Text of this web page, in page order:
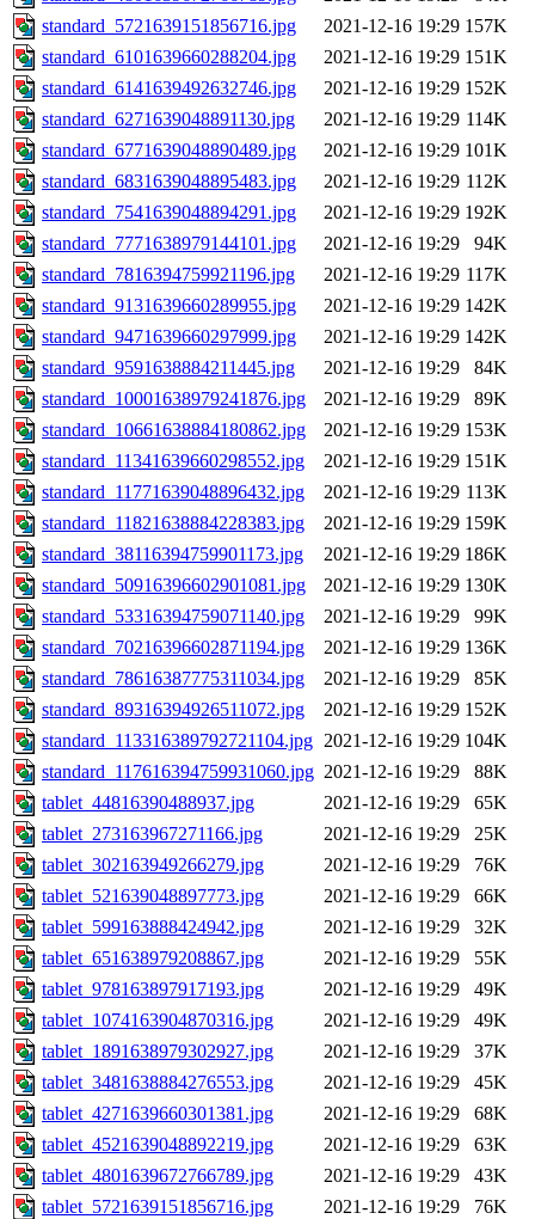
standard_5721639151856716.jpg
2021-12-16 19:29 157K
standard_6101639660288204.jpg
2021-12-16 19:29 151K
standard_6141639492632746.jpg
2021-12-16 19:29 152K
standard_6271639048891130.jpg
2021-12-16 19:29 114K
standard_6771639048890489.jpg
2021-12-16 19:29 101K
standard_6831639048895483.jpg
2021-12-16 19:29 112K
standard_7541639048894291.jpg
2021-12-16 19:29 192K
standard_7771638979144101.jpg
2021-12-16 19:29
94K
standard_7816394759921196.jpg
2021-12-16 19:29 117K
standard_9131639660289955.jpg
2021-12-16 19:29 142K
standard_9471639660297999.jpg
2021-12-16 19:29 142K
standard_9591638884211445.jpg
2021-12-16 19:29
84K
standard_10001638979241876.jpg
2021-12-16 19:29
89K
standard_10661638884180862.jpg
2021-12-16 19:29 153K
standard_11341639660298552.jpg
2021-12-16 19:29 151K
standard_11771639048896432.jpg
2021-12-16 19:29 113K
standard_11821638884228383.jpg
2021-12-16 19:29 159K
standard_38116394759901173.jpg
2021-12-16 19:29 186K
standard_50916396602901081.jpg
2021-12-16 19:29 130K
standard_53316394759071140.jpg
2021-12-16 19:29
99K
standard_70216396602871194.jpg
2021-12-16 19:29 136K
standard_78616387775311034.jpg
2021-12-16 19:29
85K
standard_89316394926511072.jpg
2021-12-16 19:29 152K
standard_113316389792721104.jpg 2021-12-16 19:29 104K
standard_117616394759931060.jpg 2021-12-16 19:29
88K
tablet_44816390488937.jpg
2021-12-16 19:29
65K
tablet_273163967271166.jpg
2021-12-16 19:29
25K
tablet_302163949266279.jpg
2021-12-16 19:29
76K
tablet_521639048897773.jpg
2021-12-16 19:29
66K
tablet_599163888424942.jpg
2021-12-16 19:29
32K
tablet_651638979208867.jpg
2021-12-16 19:29
55K
tablet_978163897917193.jpg
2021-12-16 19:29
49K
tablet_1074163904870316.jpg
2021-12-16 19:29
49K
tablet_1891638979302927.jpg
2021-12-16 19:29
37K
tablet_3481638884276553.jpg
2021-12-16 19:29
45K
tablet_4271639660301381.jpg
2021-12-16 19:29
68K
tablet_4521639048892219.jpg
2021-12-16 19:29
63K
tablet_4801639672766789.jpg
2021-12-16 19:29
43K
tablet_5721639151856716.jpg
2021-12-16 19:29
76K